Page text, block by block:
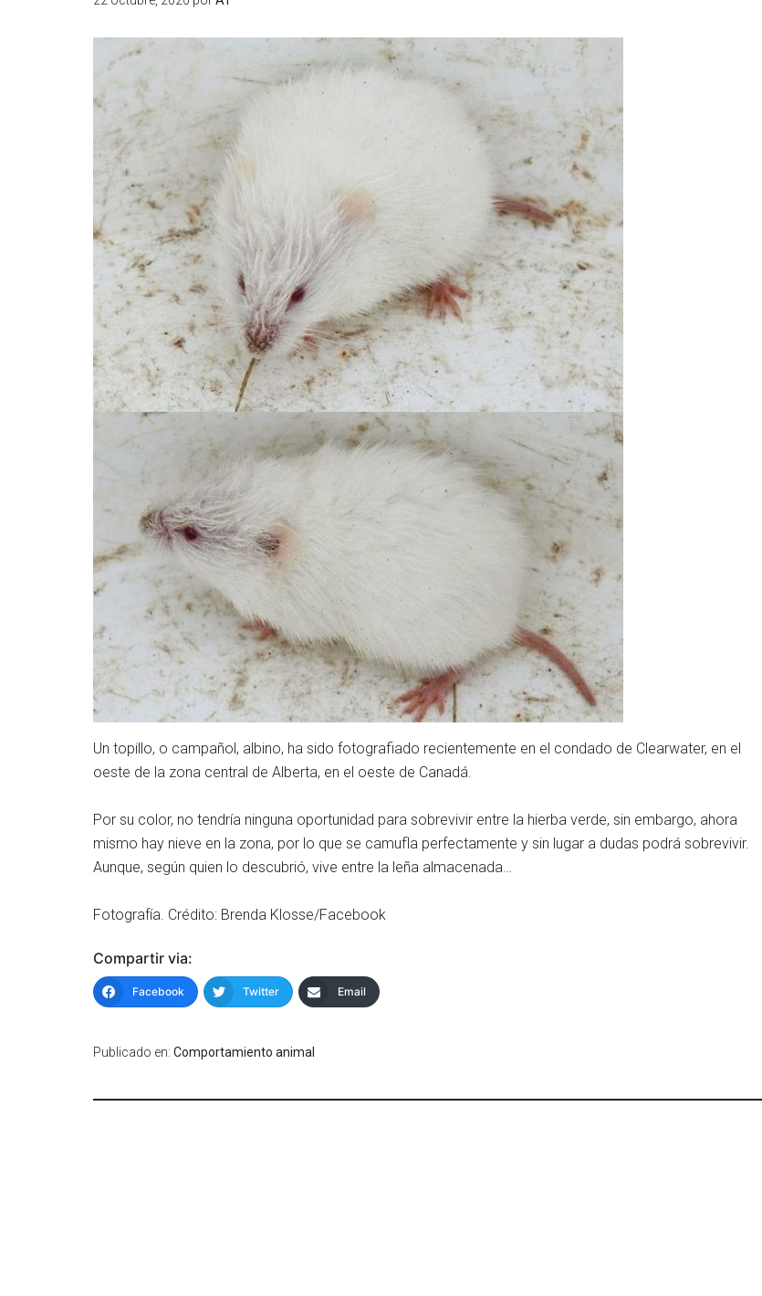
Un topillo, o campañol, albino, ha sido fotografiado recientemente en el condado de Clearwater, en el
oeste de la zona central de Alberta, en el oeste de Canadá.
Por su color, no tendría ninguna oportunidad para sobrevivir entre la hierba verde, sin embargo, ahora
mismo hay nieve en la zona, por lo que se camufla perfectamente y sin lugar a dudas podrá sobrevivir.
Aunque, según quien lo descubrió, vive entre la leña almacenada…
Fotografía. Crédito: Brenda Klosse/Facebook
Compartir via:
Facebook Twitter Email
Publicado en: Comportamiento animal